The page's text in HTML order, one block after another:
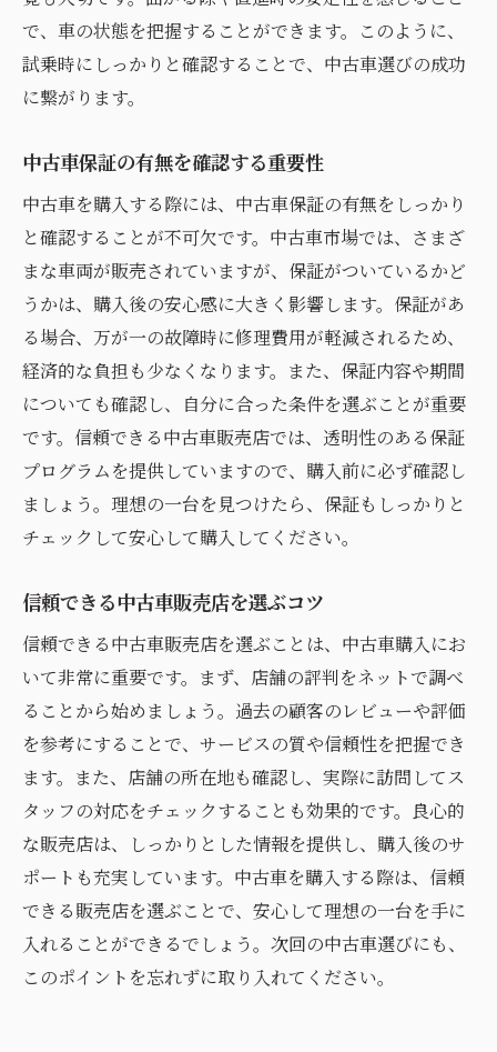
エンジンオイル交換のタイミング
バッテリーと電装品のチェック
長く使うための効果的なメンテナンス
で、車の状態を把握することができます。このように、
試乗時にしっかりと確認することで、中古車選びの成功
に繋がります。
中古車保証の有無を確認する重要性
中古車を購入する際には、中古車保証の有無をしっかり
と確認することが不可欠です。中古車市場では、さまざ
まな車両が販売されていますが、保証がついているかど
うかは、購入後の安心感に大きく影響します。保証があ
る場合、万が一の故障時に修理費用が軽減されるため、
経済的な負担も少なくなります。また、保証内容や期間
についても確認し、自分に合った条件を選ぶことが重要
です。信頼できる中古車販売店では、透明性のある保証
プログラムを提供していますので、購入前に必ず確認し
ましょう。理想の一台を見つけたら、保証もしっかりと
チェックして安心して購入してください。
信頼できる中古車販売店を選ぶコツ
信頼できる中古車販売店を選ぶことは、中古車購入にお
いて非常に重要です。まず、店舗の評判をネットで調べ
ることから始めましょう。過去の顧客のレビューや評価
を参考にすることで、サービスの質や信頼性を把握でき
ます。また、店舗の所在地も確認し、実際に訪問してス
タッフの対応をチェックすることも効果的です。良心的
な販売店は、しっかりとした情報を提供し、購入後のサ
ポートも充実しています。中古車を購入する際は、信頼
できる販売店を選ぶことで、安心して理想の一台を手に
入れることができるでしょう。次回の中古車選びにも、
このポイントを忘れずに取り入れてください。